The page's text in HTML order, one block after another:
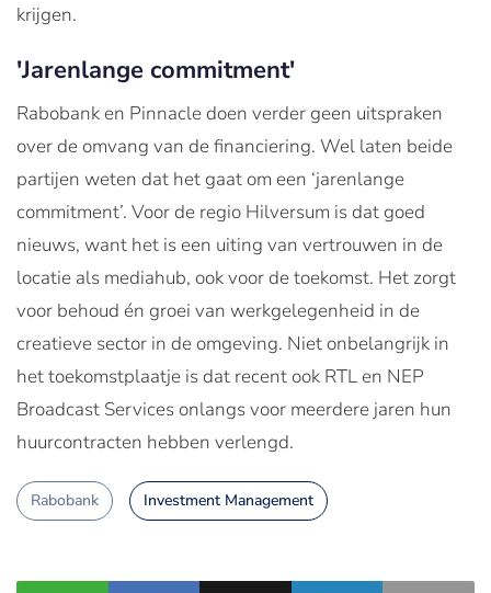
krijgen.
'Jarenlange commitment'
Rabobank en Pinnacle doen verder geen uitspraken
over de omvang van de financiering. Wel laten beide
partijen weten dat het gaat om een ‘jarenlange
commitment’. Voor de regio Hilversum is dat goed
nieuws, want het is een uiting van vertrouwen in de
locatie als mediahub, ook voor de toekomst. Het zorgt
voor behoud én groei van werkgelegenheid in de
creatieve sector in de omgeving. Niet onbelangrijk in
het toekomstplaatje is dat recent ook RTL en NEP
Broadcast Services onlangs voor meerdere jaren hun
huurcontracten hebben verlengd.
Rabobank Investment Management